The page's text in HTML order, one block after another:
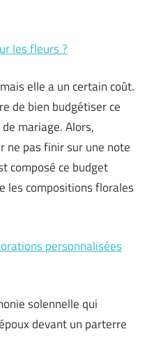
les fleurs ?
elle a un certain coût.
de bien budgétiser ce
mariage. Alors,
ne pas finir sur une note
composé ce budget
les compositions florales
personnalisées
solennelle qui
devant un parterre